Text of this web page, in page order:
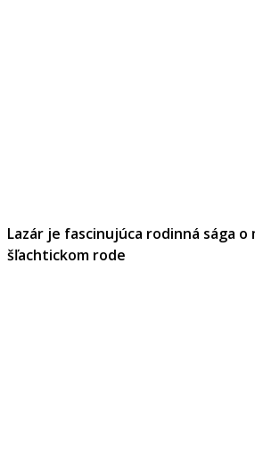
Lazár je fascinujúca rodinná sága o
šľachtickom rode